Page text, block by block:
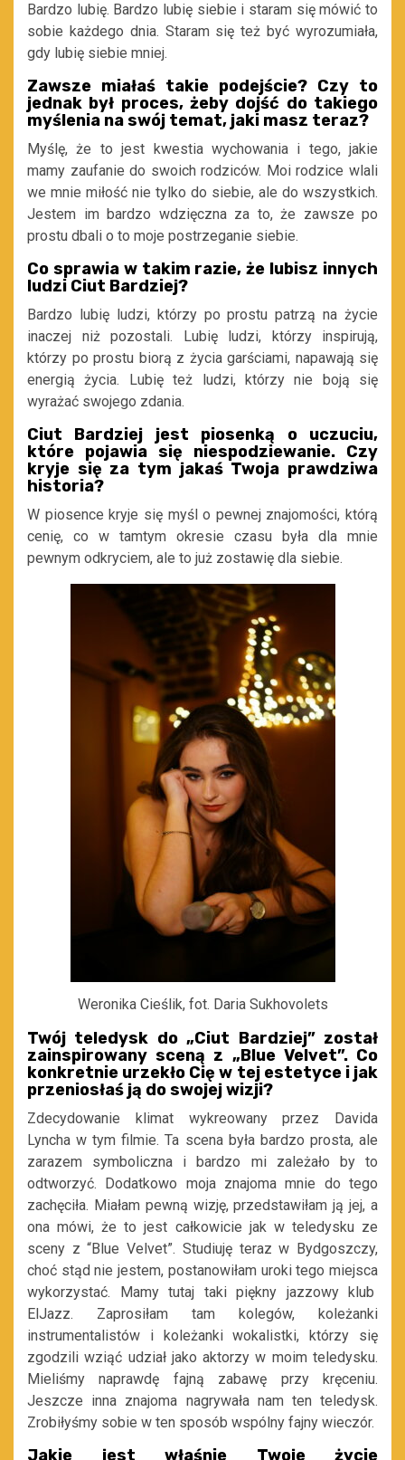
Bardzo lubię. Bardzo lubię siebie i staram się mówić to
sobie każdego dnia. Staram się też być wyrozumiała,
gdy lubię siebie mniej.
Zawsze miałaś takie podejście? Czy to
jednak był proces, żeby dojść do takiego
myślenia na swój temat, jaki masz teraz?
Myślę, że to jest kwestia wychowania i tego, jakie
mamy zaufanie do swoich rodziców. Moi rodzice wlali
we mnie miłość nie tylko do siebie, ale do wszystkich.
Jestem im bardzo wdzięczna za to, że zawsze po
prostu dbali o to moje postrzeganie siebie.
Co sprawia w takim razie, że lubisz innych
ludzi Ciut Bardziej?
Bardzo lubię ludzi, którzy po prostu patrzą na życie
inaczej niż pozostali. Lubię ludzi, którzy inspirują,
którzy po prostu biorą z życia garściami, napawają się
energią życia. Lubię też ludzi, którzy nie boją się
wyrażać swojego zdania.
Ciut Bardziej jest piosenką o uczuciu,
które pojawia się niespodziewanie. Czy
kryje się za tym jakaś Twoja prawdziwa
historia?
W piosence kryje się myśl o pewnej znajomości, którą
cenię, co w tamtym okresie czasu była dla mnie
pewnym odkryciem, ale to już zostawię dla siebie.
Weronika Cieślik, fot. Daria Sukhovolets
Twój teledysk do „Ciut Bardziej” został
zainspirowany sceną z „Blue Velvet”. Co
konkretnie urzekło Cię w tej estetyce i jak
przeniosłaś ją do swojej wizji?
Zdecydowanie klimat wykreowany przez Davida
Lyncha w tym filmie. Ta scena była bardzo prosta, ale
zarazem symboliczna i bardzo mi zależało by to
odtworzyć. Dodatkowo moja znajoma mnie do tego
zachęciła. Miałam pewną wizję, przedstawiłam ją jej, a
ona mówi, że to jest całkowicie jak w teledysku ze
sceny z “Blue Velvet”. Studiuję teraz w Bydgoszczy,
choć stąd nie jestem, postanowiłam uroki tego miejsca
wykorzystać. Mamy tutaj taki piękny jazzowy klub
ElJazz. Zaprosiłam tam kolegów, koleżanki
instrumentalistów i koleżanki wokalistki, którzy się
zgodzili wziąć udział jako aktorzy w moim teledysku.
Mieliśmy naprawdę fajną zabawę przy kręceniu.
Jeszcze inna znajoma nagrywała nam ten teledysk.
Zrobiłyśmy sobie w ten sposób wspólny fajny wieczór.
Jakie jest właśnie Twoje życie